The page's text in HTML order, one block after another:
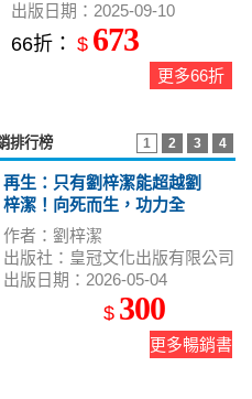
出版日期：2025-09-10
66折： $ 673
更多66折
1 2 3 4
排行榜
再生：只有劉梓潔能超越劉
梓潔！向死而生，功力全
開，以小說技藝衝撞生死邊
界！
作者：劉梓潔
出版社：皇冠文化出版有限公司
出版日期：2026-05-04
$ 300
更多暢銷書